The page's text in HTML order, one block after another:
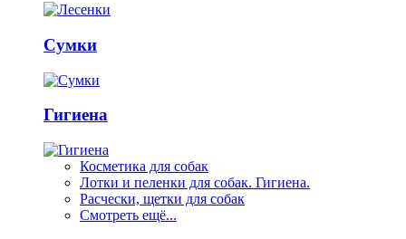
Сумки
Гигиена
Косметика для собак
Лотки и пеленки для собак. Гигиена.
Расчески, щетки для собак
Смотреть ещё...